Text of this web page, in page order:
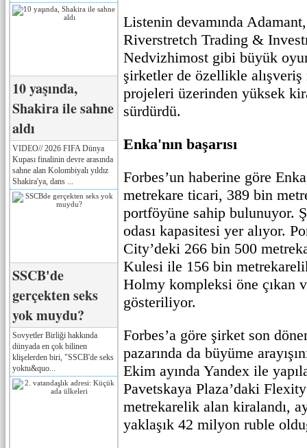
10 yaşında,
Shakira ile sahne
aldı
VIDEO// 2026 FIFA Dünya
Kupası finalinin devre arasında
sahne alan Kolombiyalı yıldız
Shakira'ya, dans ...
SSCB'de
gerçekten seks
yok muydu?
Sovyetler Birliği hakkında
dünyada en çok bilinen
klişelerden biri, "SSCB'de seks
yoktu&quo...
Listenin devamında
Riverstretch Trading &
Nedvizhimost gibi büyük
şirketler de özellikle
projeleri üzerinden yüksek
sürdürdü.
Enka'nın başarısı
Forbes’un haberine göre
metrekare ticari, 389 bin
portföyüne sahip bulunuyor.
odası kapasitesi yer alıyor.
City’deki 266 bin 500
Kulesi ile 156 bin
Holmy kompleksi öne çıkan
gösteriliyor.
Forbes’a göre şirket son
pazarında da büyüme
Ekim ayında Yandex ile
Pavetskaya Plaza’daki
metrekarelik alan kiralandı,
yaklaşık 42 milyon ruble